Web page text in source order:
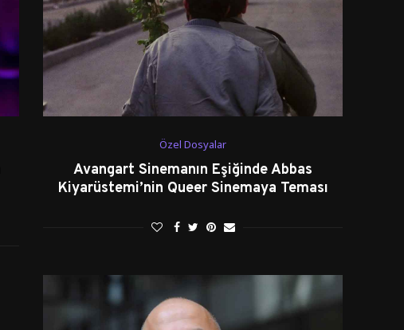
Özel Dosyalar
Avangart Sinemanın Eşiğinde Abbas
Kiyarüstemi’nin Queer Sinemaya Teması